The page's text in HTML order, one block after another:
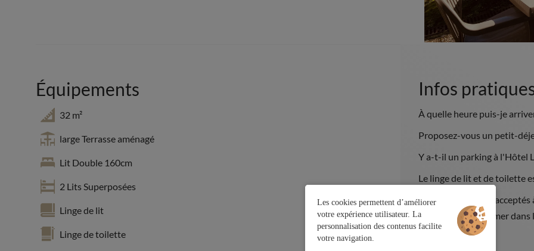
Équipements
32 m²
large Terrasse aménagé
Lit Double 160cm
2 Lits Superposées
Linge de lit
Linge de toilette
Infos
À quelle heure puis-je
Proposez-vous un petit-
Y a-t-il un parking à l'Hôtel
Le linge de lit et de toilette
Les chiens sont-ils acceptés
Il est interdit de fumer dans
Les cookies permettent d’améliorer
votre expérience utilisateur. La
personnalisation des contenus facilite
votre navigation.